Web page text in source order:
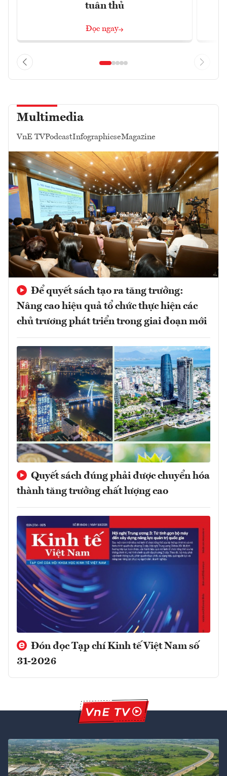
tuân thủ
Đọc ngay
Multimedia
VnE TVPodcastInfographicseMagazine
Để quyết sách tạo ra tăng trưởng:
Nâng cao hiệu quả tổ chức thực hiện các
chủ trương phát triển trong giai đoạn mới
Quyết sách đúng phải được chuyển hóa
thành tăng trưởng chất lượng cao
Đón đọc Tạp chí Kinh tế Việt Nam số
31-2026